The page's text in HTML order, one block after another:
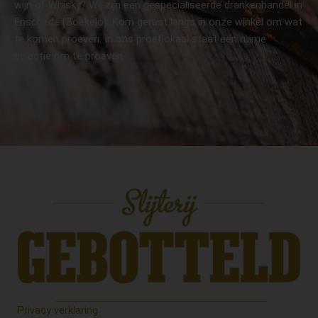
wijn of Whisky? Wij zijn een gespecialiseerde drankenhandel in
Enschede (Boekelo). Kom gerust langs in onze winkel om wat
te komen proeven. In ons proeflokaal staat een ruime
selectie om te proeven.
Privacy verklaring